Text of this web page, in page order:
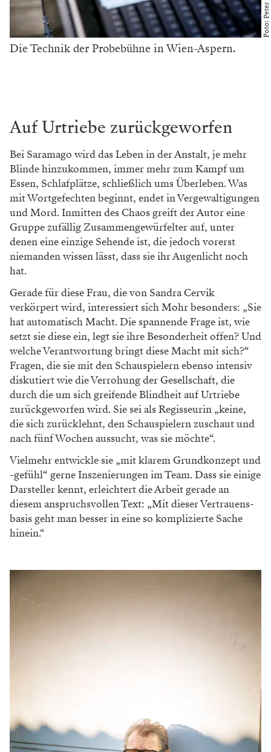
Die Technik der Probebühne in Wien-Aspern.
Auf Urtriebe zurückgeworfen
Bei Saramago wird das Leben in der Anstalt, je mehr
Blinde hinzukommen, immer mehr zum Kampf um
Essen, Schlafplätze, schließlich ums Überleben. Was
mit Wortgefechten beginnt, endet in Vergewaltigungen
und Mord. Inmitten des Chaos greift der Autor eine
Gruppe zufällig Zusammengewürfelter auf, unter
denen eine einzige Sehende ist, die jedoch vorerst
niemanden wissen lässt, dass sie ihr Augenlicht noch
hat.
Gerade für diese Frau, die von Sandra Cervik
verkörpert wird, inter­essiert sich Mohr besonders: „Sie
hat automatisch Macht. Die spannende Frage ist, wie
setzt sie diese ein, legt sie ihre Besonderheit offen? Und
welche Verantwortung bringt diese Macht mit sich?“
Fragen, die sie mit den Schauspielern ebenso intensiv
diskutiert wie die Verrohung der Gesellschaft, die
durch die um sich greifende Blindheit auf Urtriebe
zurückgeworfen wird. Sie sei als Regisseurin „keine,
die sich zurücklehnt, den Schauspielern zuschaut und
nach fünf Wochen aussucht, was sie möchte“.
Vielmehr entwickle sie „mit klarem Grundkonzept und
-gefühl“ gerne Inszenierungen im Team. Dass sie einige
Darsteller kennt, erleichtert die Arbeit gerade an
diesem anspruchsvollen Text: „Mit dieser Vertrauens­
basis geht man besser in eine so komplizierte Sache
hinein.“